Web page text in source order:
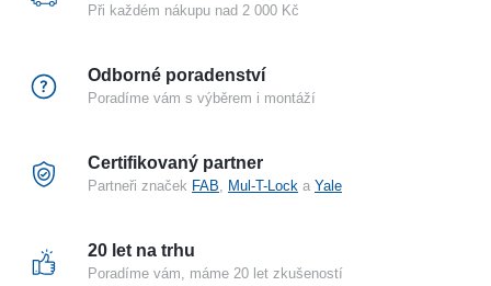
Při každém nákupu nad 2 000 Kč
Odborné poradenství
Poradíme vám s výběrem i montáží
Certifikovaný partner
Partneři značek FAB Mul-T-Lock a Yale
20 let na trhu
Poradíme vám, máme 20 let zkušeností